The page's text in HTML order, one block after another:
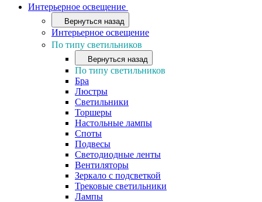
Интерьерное освещение
Вернуться назад
Интерьерное освещение
По типу светильников
Вернуться назад
По типу светильников
Бра
Люстры
Светильники
Торшеры
Настольные лампы
Споты
Подвесы
Светодиодные ленты
Вентиляторы
Зеркало с подсветкой
Трековые светильники
Лампы